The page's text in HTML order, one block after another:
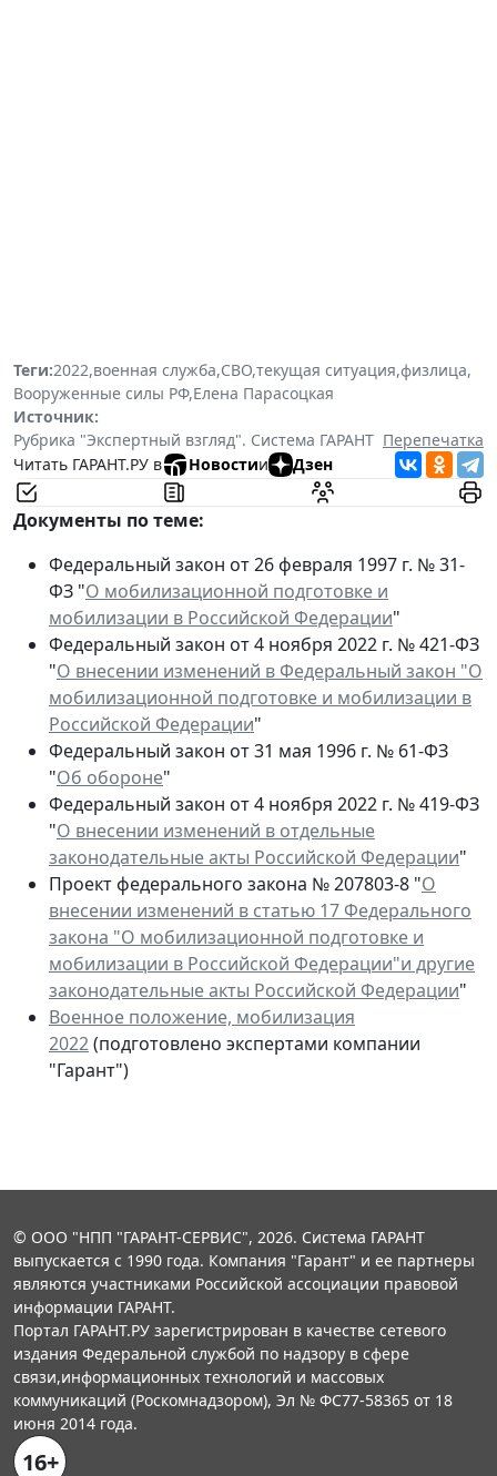
Теги:2022,военная служба,СВО,текущая ситуация,физлица,
Вооруженные силы РФ,Елена Парасоцкая
Источник:
Рубрика "Экспертный взгляд". Система ГАРАНТ Перепечатка
Читать ГАРАНТ.РУ в
Новостии Дзен
Документы по теме:
Федеральный закон от 26 февраля 1997 г. № 31-
ФЗ "О мобилизационной подготовке и
мобилизации в Российской Федерации"
Федеральный закон от 4 ноября 2022 г. № 421-ФЗ
"О внесении изменений в Федеральный закон "О
мобилизационной подготовке и мобилизации в
Российской Федерации"
Федеральный закон от 31 мая 1996 г. № 61-ФЗ
"Об обороне"
Федеральный закон от 4 ноября 2022 г. № 419-ФЗ
"О внесении изменений в отдельные
законодательные акты Российской Федерации"
Проект федерального закона № 207803-8 "О
внесении изменений в статью 17 Федерального
закона "О мобилизационной подготовке и
мобилизации в Российской Федерации"и другие
законодательные акты Российской Федерации"
Военное положение, мобилизация
2022(подготовлено экспертами компании
"Гарант")
© ООО "НПП "ГАРАНТ-СЕРВИС", 2026. Система ГАРАНТ
выпускается с 1990 года. Компания "Гарант" и ее партнеры
являются участниками Российской ассоциации правовой
информации ГАРАНТ.
Портал ГАРАНТ.РУ зарегистрирован в качестве сетевого
издания Федеральной службой по надзору в сфере
связи,информационных технологий и массовых
коммуникаций (Роскомнадзором), Эл № ФС77-58365 от 18
июня 2014 года.
16+